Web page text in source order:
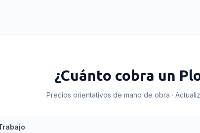
¿Cuánto cobra un
Precios orientativos de mano de obra ·